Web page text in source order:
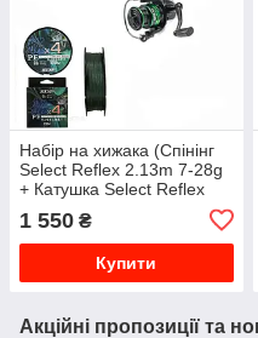
Набір на хижака (Спінінг
Select Reflex 2.13m 7-28g
+ Катушка Select Reflex
2000 + Шнур у подарунок)
1 550 ₴
Купити
Акційні пропозиції та